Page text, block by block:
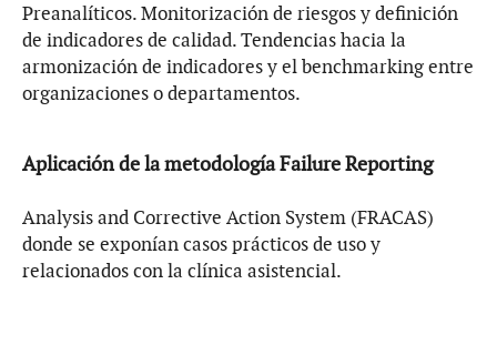
Preanalíticos. Monitorización de riesgos y definición
de indicadores de calidad. Tendencias hacia la
armonización de indicadores y el benchmarking entre
organizaciones o departamentos.
Aplicación de la metodología Failure Reporting
Analysis and Corrective Action System (FRACAS)
donde se exponían casos prácticos de uso y
relacionados con la clínica asistencial.